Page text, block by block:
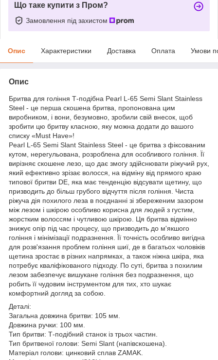
Що таке купити з Пром?
Замовлення під захистом
Опис Характеристики Доставка Оплата Умови
Опис
Бритва для гоління Т-подібна Pearl L-65 Semi Slant Stainless
Steel - це перша скошена бритва, пропонована цим
виробником, і вони, безумовно, зробили свій внесок, щоб
зробити цю бритву класною, яку можна додати до вашого
списку «Must Have»!
Pearl L-65 Semi Slant Stainless Steel - це бритва з фіксованим
кутом, нерегульована, розроблена для особливого гоління. Її
вирізняє скошене лезо, що дає змогу здійснювати ріжучий рух,
який ефективно зрізає волосся, на відміну від прямого краю
типової бритви DE, яка має тенденцію відсувати щетину, що
призводить до більш грубого відчуття після гоління. Чиста
ріжуча дія похилого леза в поєднанні зі збереженим зазором
між лезом і шкірою особливо корисна для людей з густим,
жорстким волоссям і чутливою шкірою. Ця бритва відмінно
знижує опір під час процесу, що призводить до м'якшого
гоління і мінімізації подразнення. Її точність особливо вигідна
для розв'язання проблем гоління шиї, де в багатьох чоловіків
щетина зростає в різних напрямках, а також ніжна шкіра, яка
потребує кваліфікованого підходу. По суті, бритва з похилим
лезом забезпечує вишукане гоління без подразнення, що
робить її чудовим інструментом для тих, хто шукає
комфортний догляд за собою.
Деталі:
Загальна довжина бритви: 105 мм.
Довжина ручки: 100 мм.
Тип бритви: Т-подібний станок із трьох частин.
Тип бритвеної голови: Semi Slant (напівскошена).
Матеріал голови: цинковий сплав ZAMAK.